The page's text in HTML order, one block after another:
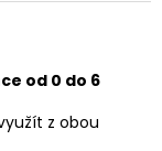
od 0 do 6
z obou